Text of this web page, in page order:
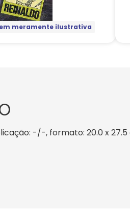
meramente ilustrativa
-/-, formato: 20.0 x